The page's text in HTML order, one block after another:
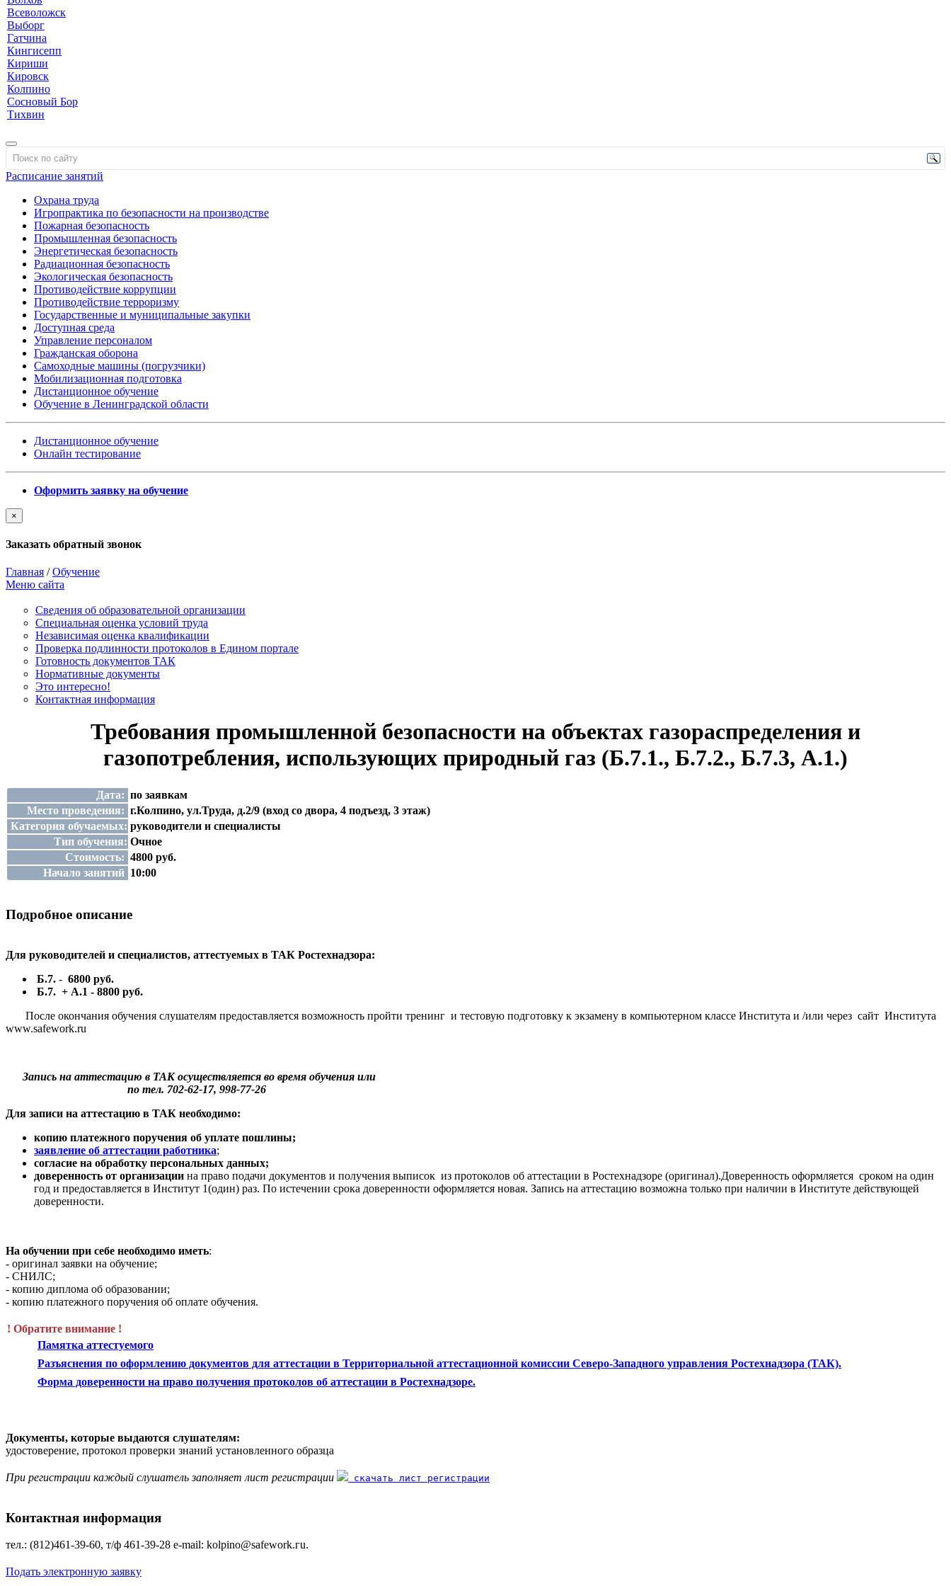
Всеволожск
Выборг
Гатчина
Кингисепп
Кириши
Кировск
Колпино
Сосновый Бор
Тихвин
Расписание занятий
Охрана труда
Игропрактика по безопасности на производстве
Пожарная безопасность
Промышленная безопасность
Энергетическая безопасность
Радиационная безопасность
Экологическая безопасность
Противодействие коррупции
Противодействие терроризму
Государственные и муниципальные закупки
Доступная среда
Управление персоналом
Гражданская оборона
Самоходные машины (погрузчики)
Мобилизационная подготовка
Дистанционное обучение
Обучение в Ленинградской области
Дистанционное обучение
Онлайн тестирование
Оформить заявку на обучение
×
Заказать обратный звонок
Главная /Обучение
Меню сайта
Сведения об образовательной организации
Cпециальная оценка условий труда
Независимая оценка квалификации
Проверка подлинности протоколов в Едином портале
Готовность документов ТАК
Нормативные документы
Это интересно!
Контактная информация
Требования промышленной безопасности на объектах газораспределения и
газопотребления, использующих природный газ (Б.7.1., Б.7.2., Б.7.3, А.1.)
Дата: по заявкам
Место проведения: г.Колпино, ул.Труда, д.2/9 (вход со двора, 4 подъезд, 3 этаж)
Категория обучаемых: руководители и специалисты
Тип обучения: Очное
Стоимость: 4800 руб.
Начало занятий 10:00
Подробное описание
Для руководителей и специалистов, аттестуемых в ТАК Ростехнадзора:
Б.7. - 6800 руб.
Б.7. + А.1 - 8800 руб.
После окончания обучения слушателям предоставляется возможность пройти тренинг и тестовую подготовку к экзамену в компьютерном классе Института и /или через сайт Института
www.safework.ru
Запись на аттестацию в ТАК осуществляется во время обучения или
по тел. 702-62-17, 998-77-26
Для записи на аттестацию в ТАК необходимо:
копию платежного поручения об уплате пошлины;
заявление об аттестации работника;
cогласие на обработку персональных данных;
доверенность от организации на право подачи документов и получения выписок из протоколов об аттестации в Ростехнадзоре (оригинал).Доверенность оформляется сроком на один
год и предоставляется в Институт 1(один) раз. По истечении срока доверенности оформляется новая. Запись на аттестацию возможна только при наличии в Институте действующей
доверенности.
На обучении при себе необходимо иметь:
- оригинал заявки на обучение;
- СНИЛС;
- копию диплома об образовании;
- копию платежного поручения об оплате обучения.
! Обратите внимание !
Памятка аттестуемого
Разъяснения по оформлению документов для аттестации в Территориальной аттестационной комиссии Северо-Западного управления Ростехнадзора (ТАК).
Форма доверенности на право получения протоколов об аттестации в Ростехнадзоре.
Документы, которые выдаются слушателям:
удостоверение, протокол проверки знаний установленного образца
При регистрации каждый слушатель заполняет лист регистрации скачать лист регистрации
Контактная информация
тел.: (812)461-39-60, т/ф 461-39-28 е-mаil: kolpino@safework.гu.
Подать электронную заявку